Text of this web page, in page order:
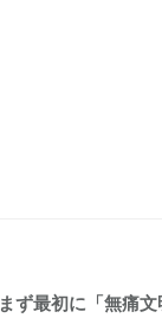
まず最初に「無痛